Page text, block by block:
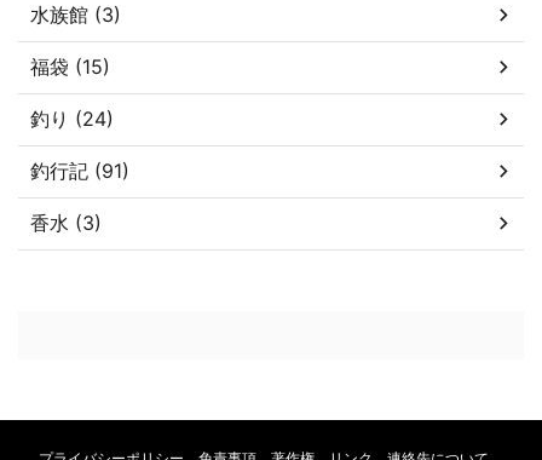
水族館 (3)
福袋 (15)
釣り (24)
釣行記 (91)
香水 (3)